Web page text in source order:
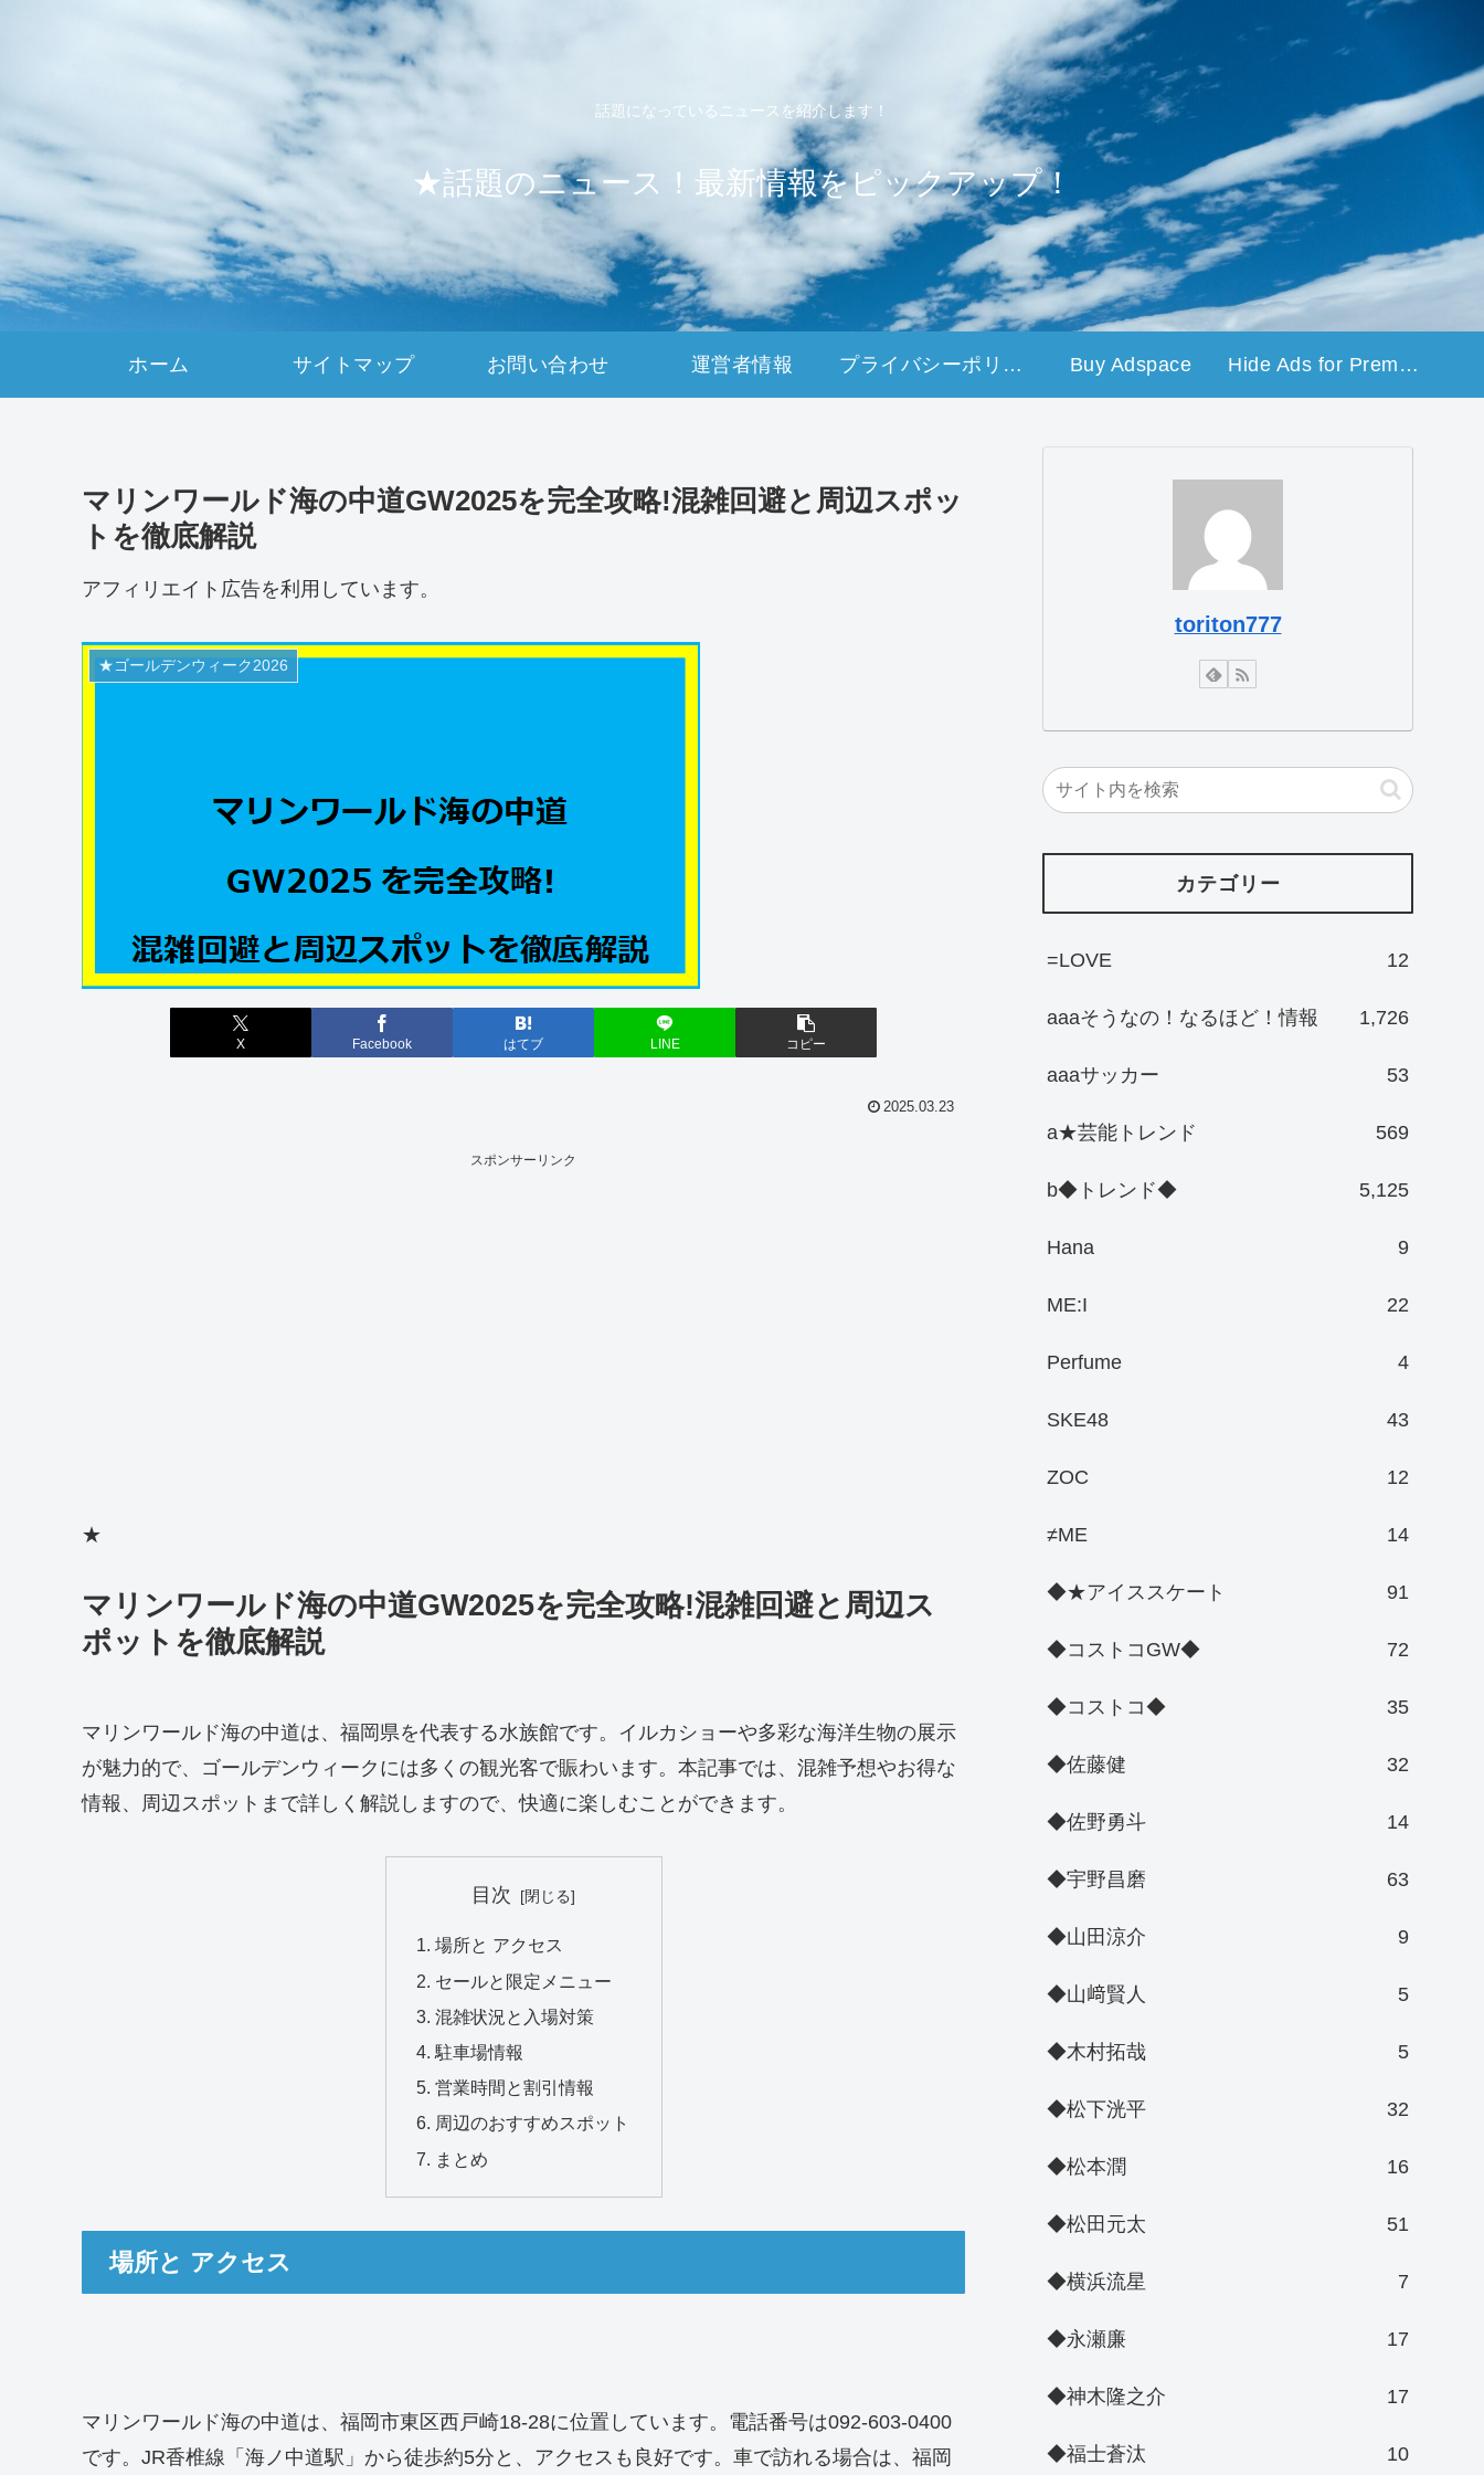
話題になっているニュースを紹介します！
★話題のニュース！最新情報をピックアップ！
ホーム サイトマップ お問い合わせ 運営者情報 プライバシーポリシー Buy Adspace Hide Ads for Premium Members
マリンワールド海の中道GW2025を完全攻略!混雑回避と周辺スポッ
トを徹底解説
アフィリエイト広告を利用しています。
★ゴールデンウィーク2026
X Facebook はてブ LINE コピー
2025.03.23
スポンサーリンク
★
マリンワールド海の中道GW2025を完全攻略!混雑回避と周辺ス
ポットを徹底解説
マリンワールド海の中道は、福岡県を代表する水族館です。イルカショーや多彩な海洋生物の展示
が魅力的で、ゴールデンウィークには多くの観光客で賑わいます。本記事では、混雑予想やお得な
情報、周辺スポットまで詳しく解説しますので、快適に楽しむことができます。
目次
場所と アクセス
セールと限定メニュー
混雑状況と入場対策
駐車場情報
営業時間と割引情報
周辺のおすすめスポット
まとめ
場所と アクセス
マリンワールド海の中道は、福岡市東区西戸崎18-28に位置しています。電話番号は092-603-0400
です。JR香椎線「海ノ中道駅」から徒歩約5分と、アクセスも良好です。車で訪れる場合は、福岡
toriton777
カテゴリー
=LOVE 12
aaaそうなの！なるほど！情報 1,726
aaaサッカー 53
a★芸能トレンド 569
b◆トレンド◆ 5,125
Hana 9
ME:I 22
Perfume 4
SKE48 43
ZOC 12
≠ME 14
◆★アイススケート 91
◆コストコGW◆ 72
◆コストコ◆ 35
◆佐藤健 32
◆佐野勇斗 14
◆宇野昌磨 63
◆山田涼介 9
◆山﨑賢人 5
◆木村拓哉 5
◆松下洸平 32
◆松本潤 16
◆松田元太 51
◆横浜流星 7
◆永瀬廉 17
◆神木隆之介 17
◆福士蒼汰 10